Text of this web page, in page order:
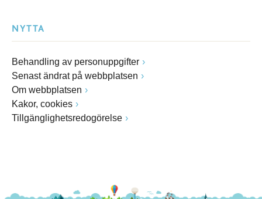
NYTTA
Behandling av personuppgifter
Senast ändrat på webbplatsen
Om webbplatsen
Kakor, cookies
Tillgänglighetsredogörelse